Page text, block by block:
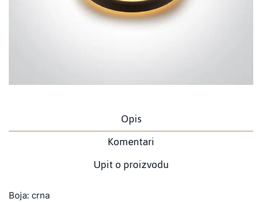
Opis
Komentari
Upit o proizvodu
Boja: crna